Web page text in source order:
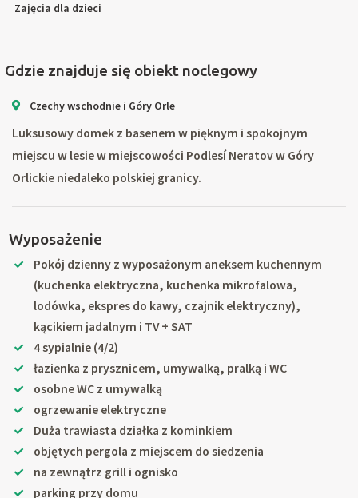
Zajęcia dla dzieci
Gdzie znajduje się obiekt noclegowy
Czechy wschodnie i Góry Orle
Luksusowy domek z basenem w pięknym i spokojnym
miejscu w lesie w miejscowości Podlesí Neratov w Góry
Orlickie niedaleko polskiej granicy.
Wyposażenie
Pokój dzienny z wyposażonym aneksem kuchennym
(kuchenka elektryczna, kuchenka mikrofalowa,
lodówka, ekspres do kawy, czajnik elektryczny),
kącikiem jadalnym i TV + SAT
4 sypialnie (4/2)
łazienka z prysznicem, umywalką, pralką i WC
osobne WC z umywalką
ogrzewanie elektryczne
Duża trawiasta działka z kominkiem
objętych pergola z miejscem do siedzenia
na zewnątrz grill i ognisko
parking przy domu